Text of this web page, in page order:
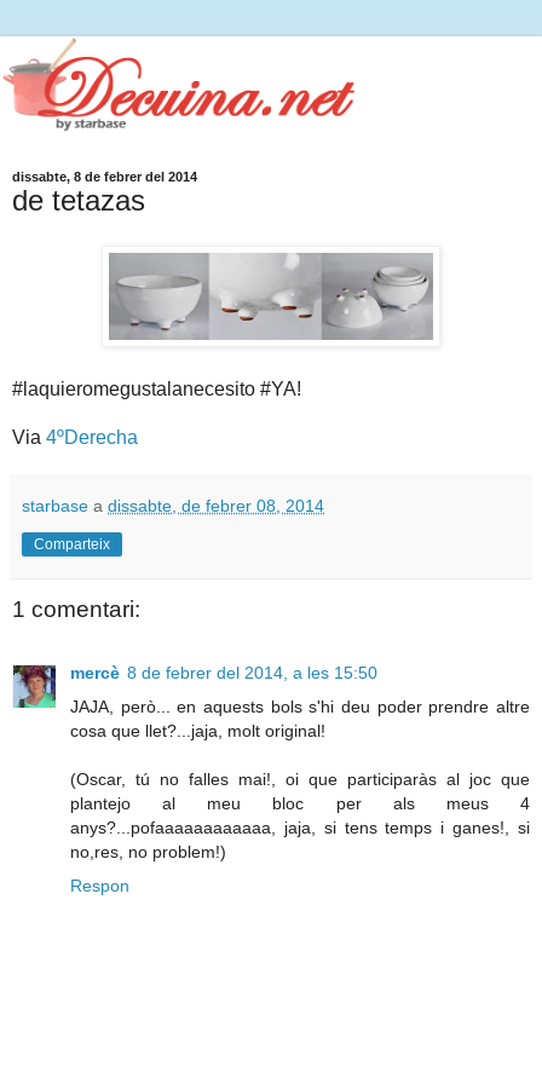
dissabte, 8 de febrer del 2014
de tetazas
#laquieromegustalanecesito #YA!
Via 4ºDerecha
starbase a dissabte, de febrer 08, 2014
Comparteix
1 comentari:
mercè 8 de febrer del 2014, a les 15:50
JAJA, però... en aquests bols s'hi deu poder prendre altre
cosa que llet?...jaja, molt original!
(Oscar, tú no falles mai!, oi que participaràs al joc que
plantejo al meu bloc per als meus 4
anys?...pofaaaaaaaaaaaa, jaja, si tens temps i ganes!, si
no,res, no problem!)
Respon